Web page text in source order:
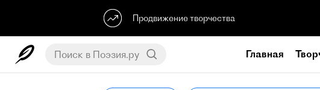
Продвижение творчества
Главная